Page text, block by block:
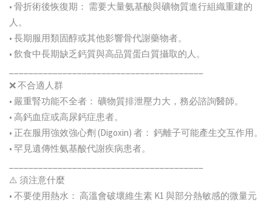
• 骨折術後恢復期： 需要大量氨基酸與礦物質進行組織重建的
人。
• 長期服用類固醇或其他影響骨代謝藥物者。
• 飲食中長期缺乏鈣質與高品質蛋白質攝取的人。
❌ 不合適人群
• 嚴重腎功能不全者： 礦物質排泄壓力大，務必諮詢醫師。
• 高鈣血症或高尿鈣症患者。
• 正在服用強效強心劑 (Digoxin) 者： 鈣離子可能產生交互作用。
• 罕見遺傳性氨基酸代謝疾病患者。
⚠️ 須注意什麼
• 不要使用熱水： 高溫會破壞維生素 K1 與部分熱敏感的微量元